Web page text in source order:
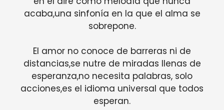
acaba,una sinfonía en la que el alma se
sobrepone.
El amor no conoce de barreras ni de
distancias,se nutre de miradas llenas de
esperanza,no necesita palabras, solo
acciones,es el idioma universal que todos
esperan.